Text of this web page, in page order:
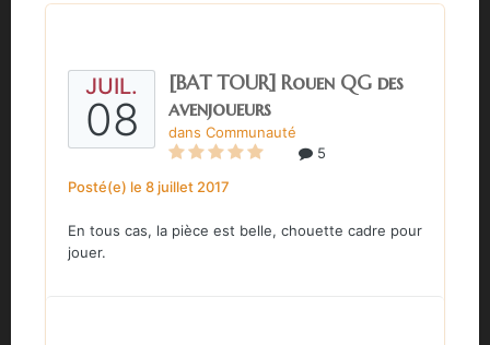
JUIL.
08
[BAT TOUR] Rouen QG des
avenjoueurs
dans Communauté
5
Posté(e) le 8 juillet 2017
En tous cas, la pièce est belle, chouette cadre pour
jouer.